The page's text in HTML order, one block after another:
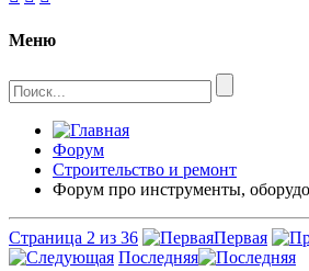
Меню
Форум
Строительство и ремонт
Форум про инструменты,
Страница 2 из 36 Первая
Последняя